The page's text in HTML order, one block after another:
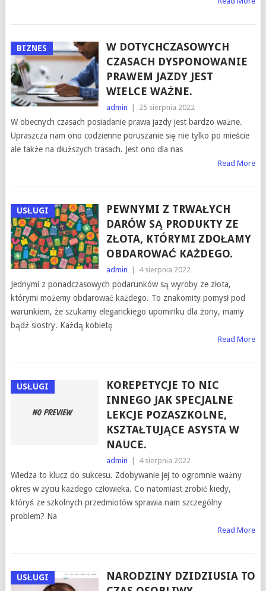
BIZNES
W DOTYCHCZASOWYCH
CZASACH DYSPONOWANIE
PRAWEM JAZDY JEST
WIELCE WAŻNE.
admin 25 sierpnia 2022
W obecnych czasach posiadanie prawa jazdy jest bardzo ważne.
Upraszcza nam ono codzienne poruszanie się nie tylko po mieście
ale także na dłuższych trasach. Jest ono dla nas
Read More
USŁUGI
PEWNYMI Z TRWAŁYCH
DARÓW SĄ PRODUKTY ZE
ZŁOTA, KTÓRYMI ZDOŁAMY
OBDAROWAĆ KAŻDEGO.
admin 4 sierpnia 2022
Jednymi z ponadczasowych podarunków są wyroby ze złota,
którymi możemy obdarować każdego. To znakomity pomysł pod
warunkiem, że szukamy eleganckiego upominku dla żony, mamy
bądź siostry. Każdą kobietę
Read More
USŁUGI
KOREPETYCJE TO NIC
INNEGO JAK SPECJALNE
LEKCJE POZASZKOLNE,
KSZTAŁTUJĄCE ASYSTA W
NAUCE.
admin 4 sierpnia 2022
Wiedza to klucz do sukcesu. Zdobywanie jej to ogromnie ważny
okres w życiu każdego człowieka. Co natomiast zrobić kiedy,
któryś ze szkolnych przedmiotów sprawia nam szczególny
problem? Na
Read More
USŁUGI
NARODZINY DZIDZIUSIA TO